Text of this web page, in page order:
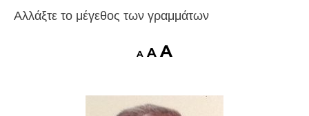
Αλλάξτε το μέγεθος των γραμμάτων
A A A